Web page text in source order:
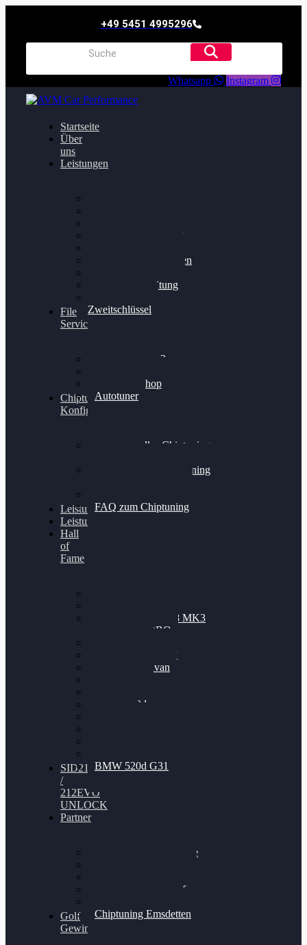
+49 5451 4995296
Whatsapp Instagram
Startseite
Über
uns
Leistungen
Getriebeoptimierung
Bremsscheiben planen
Felgenaufbereitung
Zweitschlüssel
File
Service
Alientech Kess3
Alientech Shop
Autotuner
Chiptuning
Konfigurator
Professionelles Chiptuning
Professionelles Chiptuning
FAQ zum Chiptuning
Leistungsmessung
Leistungsprüfstand
Hall
of
Fame
Nissan GT-R35 3.8 MK3
V6 TWINTURBO
VW Passat 2.0TDI
VW T6 Multivan
BMW 120d
BMW 520d G31
SID212
/
212EVO
UNLOCK
Partner
Bilgenroth Performance
Chiptuning Schüttorf
Chiptuning Emsdetten
Golf
Gewinnspiel